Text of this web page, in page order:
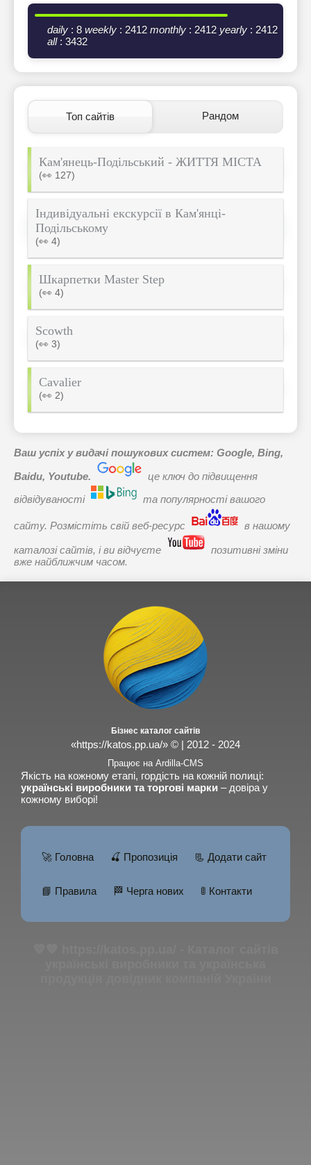
daily : 8 weekly : 2412 monthly : 2412 yearly : 2412
all: 3432
Топ сайтів Рандом
Кам'янець-Подільський - ЖИТТЯ МІСТА
(👀 127)
Індивідуальні екскурсії в Кам'янці-
Подільському
(👀 4)
Шкарпетки Master Step
(👀 4)
Scowth
(👀 3)
Cavalier
(👀 2)
Ваш успіх у видачі пошукових систем: Google, Bing,
Baidu, Youtube.
це ключ до підвищення
відвідуваності
та популярності вашого
сайту. Розмістіть свій веб-ресурс в нашому
каталозі сайтів, і ви відчуєте
позитивні зміни
вже найближчим часом.
Бізнес каталог сайтів
«https://katos.pp.ua/» © | 2012 - 2024
Працює на Ardilla-CMS
Якість на кожному етапі, гордість на кожній полиці:
українські виробники та торгові марки – довіра у
кожному виборі!
🚀 Головна 🍒 Пропозиція 📃 Додати сайт
📘 Правила 🏁 Черга нових 🚦 Контакти